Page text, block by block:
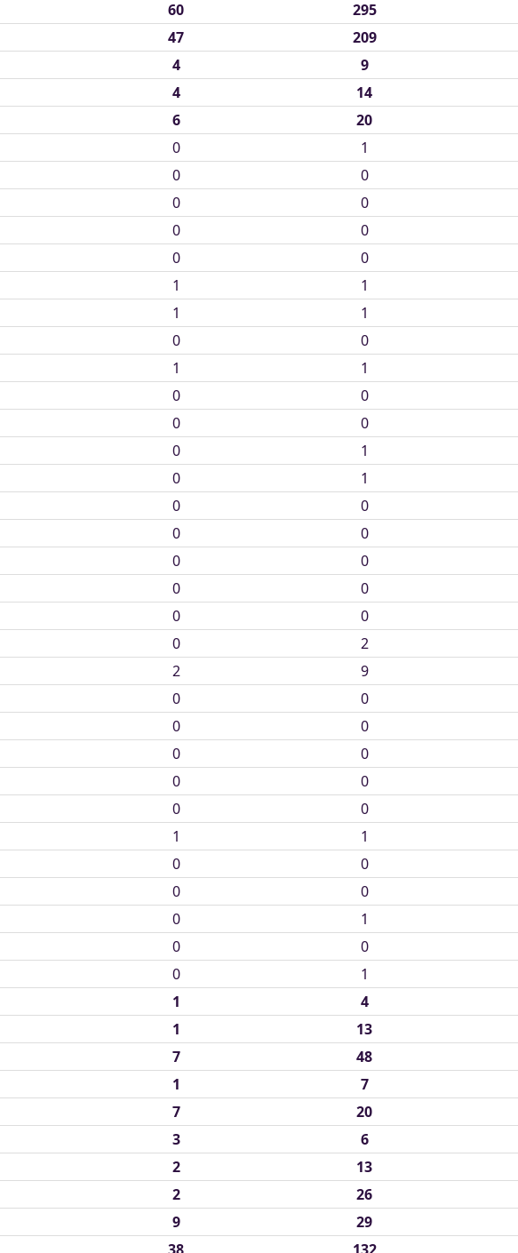
60 295
47 209
4 9
4 14
6 20
0 1
0 0
0 0
0 0
0 0
1 1
1 1
0 0
1 1
0 0
0 0
0 1
0 1
0 0
0 0
0 0
0 0
0 0
0 2
2 9
0 0
0 0
0 0
0 0
0 0
1 1
0 0
0 0
0 1
0 0
0 1
1 4
1 13
7 48
1 7
7 20
3 6
2 13
2 26
9 29